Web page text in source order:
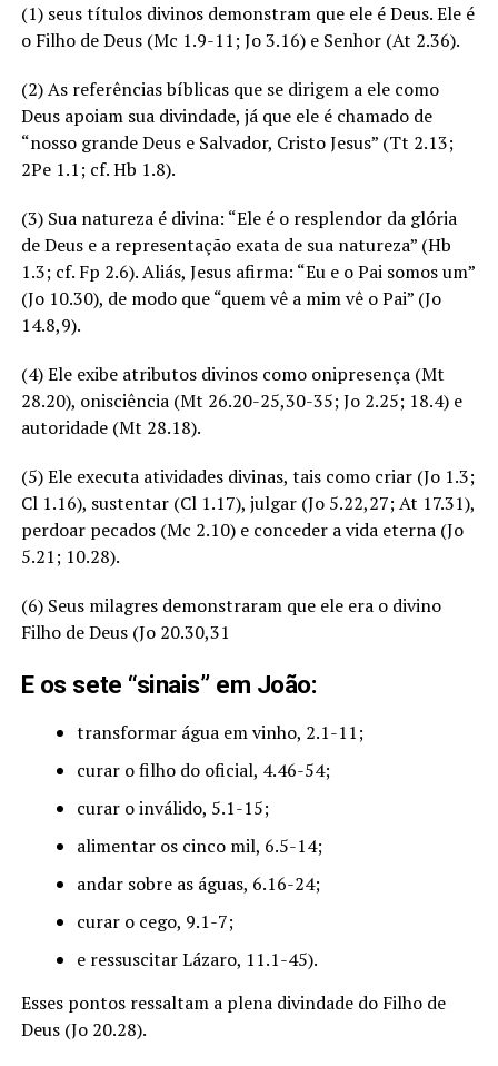
(1) seus títulos divinos demonstram que ele é Deus. Ele é
o Filho de Deus (Mc 1.9-11; Jo 3.16) e Senhor (At 2.36).
(2) As referências bíblicas que se dirigem a ele como
Deus apoiam sua divindade, já que ele é chamado de
“nosso grande Deus e Salvador, Cristo Jesus” (Tt 2.13;
2Pe 1.1; cf. Hb 1.8).
(3) Sua natureza é divina: “Ele é o resplendor da glória
de Deus e a representação exata de sua natureza” (Hb
1.3; cf. Fp 2.6). Aliás, Jesus afirma: “Eu e o Pai somos um”
(Jo 10.30), de modo que “quem vê a mim vê o Pai” (Jo
14.8,9).
(4) Ele exibe atributos divinos como onipresença (Mt
28.20), onisciência (Mt 26.20-25,30-35; Jo 2.25; 18.4) e
autoridade (Mt 28.18).
(5) Ele executa atividades divinas, tais como criar (Jo 1.3;
Cl 1.16), sustentar (Cl 1.17), julgar (Jo 5.22,27; At 17.31),
perdoar pecados (Mc 2.10) e conceder a vida eterna (Jo
5.21; 10.28).
(6) Seus milagres demonstraram que ele era o divino
Filho de Deus (Jo 20.30,31
E os sete “sinais” em João:
transformar água em vinho, 2.1-11;
curar o filho do oficial, 4.46-54;
curar o inválido, 5.1-15;
alimentar os cinco mil, 6.5-14;
andar sobre as águas, 6.16-24;
curar o cego, 9.1-7;
e ressuscitar Lázaro, 11.1-45).
Esses pontos ressaltam a plena divindade do Filho de
Deus (Jo 20.28).